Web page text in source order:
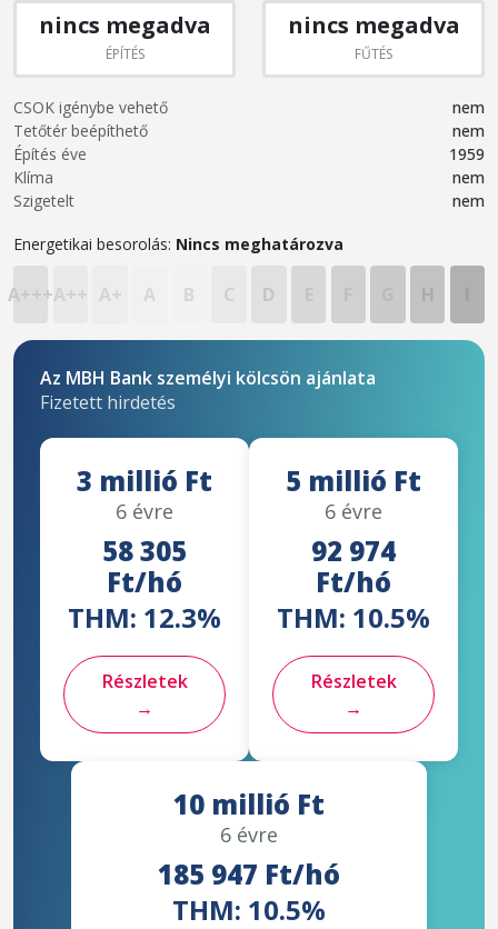
nincs megadva
ÉPÍTÉS
nincs megadva
FŰTÉS
CSOK igénybe vehető
nem
Tetőtér beépíthető
nem
Építés éve
1959
Klíma
nem
Szigetelt
nem
Energetikai besorolás: Nincs meghatározva
A+++A++ A+ A B C D
Az MBH Bank személyi kölcsön ajánlata
Fizetett hirdetés
3 millió Ft
6 évre
58 305
Ft/hó
THM: 12.3%
Részletek
→
5 millió Ft
6 évre
92 974
Ft/hó
THM: 10.5%
Részletek
→
10 millió Ft
6 évre
185 947 Ft/hó
THM: 10.5%